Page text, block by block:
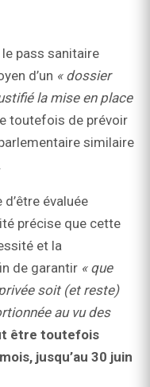
pass sanitaire
d’un « dossier
la mise en place
toutefois de prévoir
similaire
évaluée
précise que cette
et la
de garantir « que
soit (et reste)
au vu des
être toutefois
jusqu’au 30 juin